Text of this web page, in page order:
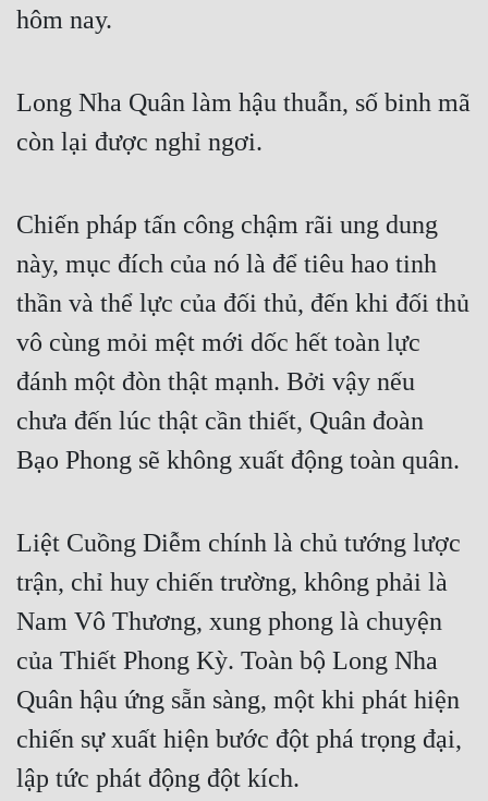
Võ Hiệp
Xuyên Không
Xuyên Nhanh
Đô Thị
Đông Phương
Đông Phương Huyền Huyễn
Đồng Nhân
Cẩu Đạo Trường Sinh
Ngự Thú
Truyện Nam
Truyện Nữ
Vô Địch Lưu
Xây Dựng Thế Lực
hôm nay.
Long Nha Quân làm hậu thuẫn, số binh mã
còn lại được nghỉ ngơi.
Chiến pháp tấn công chậm rãi ung dung
này, mục đích của nó là để tiêu hao tinh
thần và thể lực của đối thủ, đến khi đối thủ
vô cùng mỏi mệt mới dốc hết toàn lực
đánh một đòn thật mạnh. Bởi vậy nếu
chưa đến lúc thật cần thiết, Quân đoàn
Bạo Phong sẽ không xuất động toàn quân.
Liệt Cuồng Diễm chính là chủ tướng lược
trận, chỉ huy chiến trường, không phải là
Nam Vô Thương, xung phong là chuyện
của Thiết Phong Kỳ. Toàn bộ Long Nha
Quân hậu ứng sẵn sàng, một khi phát hiện
chiến sự xuất hiện bước đột phá trọng đại,
lập tức phát động đột kích.